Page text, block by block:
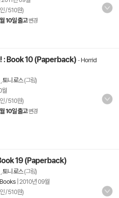
/ 510원)
10일 출고 변경
Book 10 (Paperback) -Horrid
토니 로스(그림)
월
/ 510원)
10일 출고 변경
19 (Paperback)
토니 로스(그림)
2010년 09월
/ 510원)